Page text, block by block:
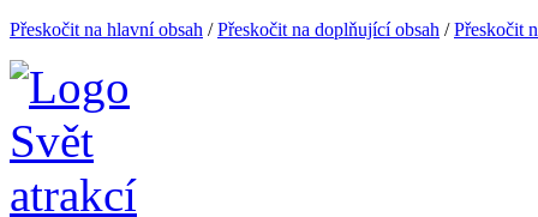
Přeskočit na hlavní obsah /Přeskočit na doplňující obsah /Přeskočit